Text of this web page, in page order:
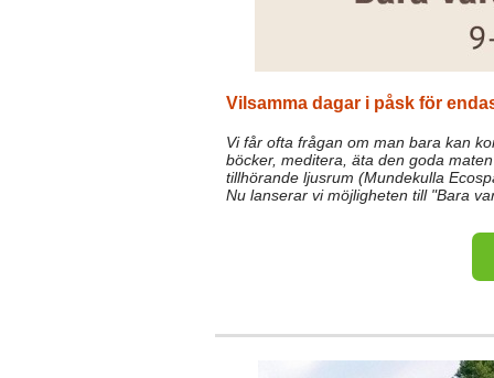
Vilsamma dagar i påsk för
Vi får ofta frågan om man bara kan
böcker, meditera, äta den goda
tillhörande ljusrum (Mundekulla
Nu lanserar vi möjligheten till "Bara